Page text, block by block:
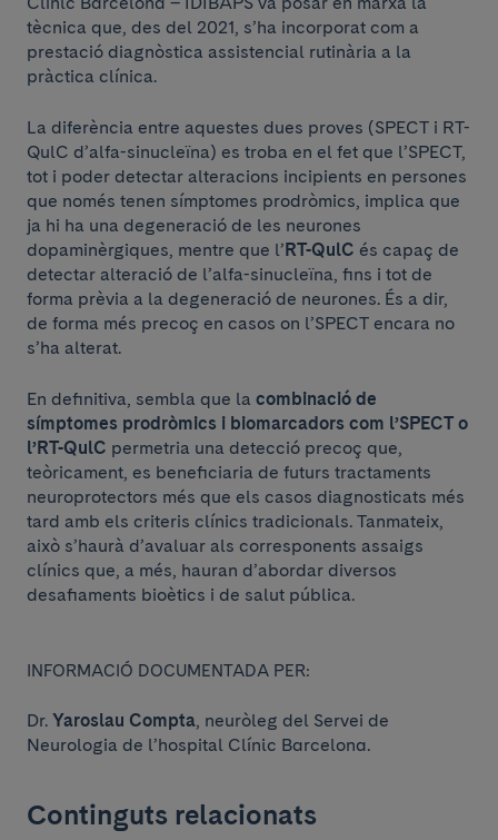
tècnica que, des del 2021, s’ha incorporat com a
prestació diagnòstica assistencial rutinària a la
pràctica clínica.
La diferència entre aquestes dues proves (SPECT i RT-
QulC d’alfa-sinucleïna) es troba en el fet que l’SPECT,
tot i poder detectar alteracions incipients en persones
que només tenen símptomes prodròmics, implica que
ja hi ha una degeneració de les neurones
dopaminèrgiques, mentre que l’ RT-QulC és capaç de
detectar alteració de l’alfa-sinucleïna, fins i tot de
forma prèvia a la degeneració de neurones. És a dir,
de forma més precoç en casos on l’SPECT encara no
s’ha alterat.
En definitiva, sembla que la combinació de
símptomes prodròmics i biomarcadors com l’SPECT o
l’RT-QulC permetria una detecció precoç que,
teòricament, es beneficiaria de futurs tractaments
neuroprotectors més que els casos diagnosticats més
tard amb els criteris clínics tradicionals. Tanmateix,
això s’haurà d’avaluar als corresponents assaigs
clínics que, a més, hauran d’abordar diversos
desafiaments bioètics i de salut pública.
INFORMACIÓ DOCUMENTADA PER:
Dr. Yaroslau Compta, neuròleg del Servei de
Neurologia de l’hospital Clínic Barcelona.
Continguts relacionats